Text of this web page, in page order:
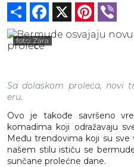
Share Facebook
foto: Zara
Sa dolaskom proleća, novi
eru.
Ovo je takođe savršeno
komadima koji odražavaju
Među trendovima koji su sve
našem stilu ističu se
sunčane prolećne dane.